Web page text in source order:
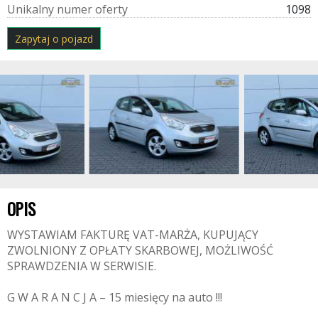
Unikalny numeroferty 1098
Zapytaj o pojazd
OPIS
WYSTAWIAM FAKTURĘ VAT-MARŻA, KUPUJĄCY
ZWOLNIONY Z OPŁATY SKARBOWEJ, MOŻLIWOŚĆ
SPRAWDZENIA W SERWISIE.
G W A R A N C J A – 15 miesięcy na auto !!!